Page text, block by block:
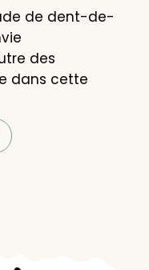
de dent-de-
des
dans cette